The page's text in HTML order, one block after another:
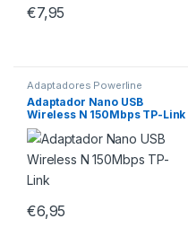
€7,95
Adaptadores Powerline
Adaptador Nano USB
Wireless N 150Mbps TP-Link
€6,95